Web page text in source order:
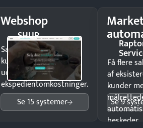
Webshop
SHUP
Sælg produkter 24/7 til
kunder i hele landet
uden
ekspedientomkostninger.
Se 15 systemer
Få flere
af
kunder
beskeder.
Se 9